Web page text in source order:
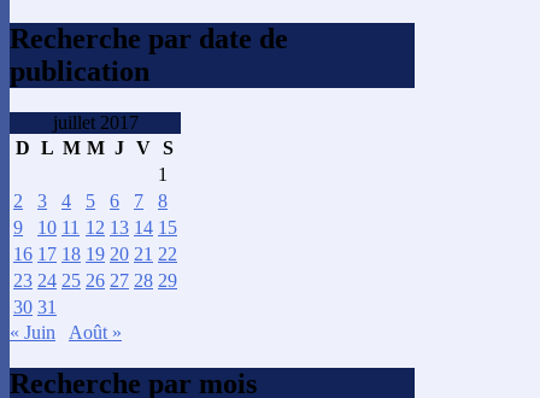
Recherche par date de
publication
juillet 2017
D L M M J V S
1
2
3 4 5 6 7
8
9
10 11 12 13 14 15
16 17 18 19 20 21 22
23 24 25 26 27 28 29
30 31
« Juin
Août »
Recherche par mois